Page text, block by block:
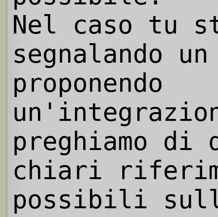
Nel caso tu
segnalando
proponendo
preghiamo
chiari
possibili